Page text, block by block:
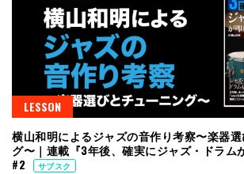
LESSON
横山和明によるジャズの音作り考察〜楽器
グ〜｜連載『3年後、確実にジャズ・ドラム
#2
サブスク